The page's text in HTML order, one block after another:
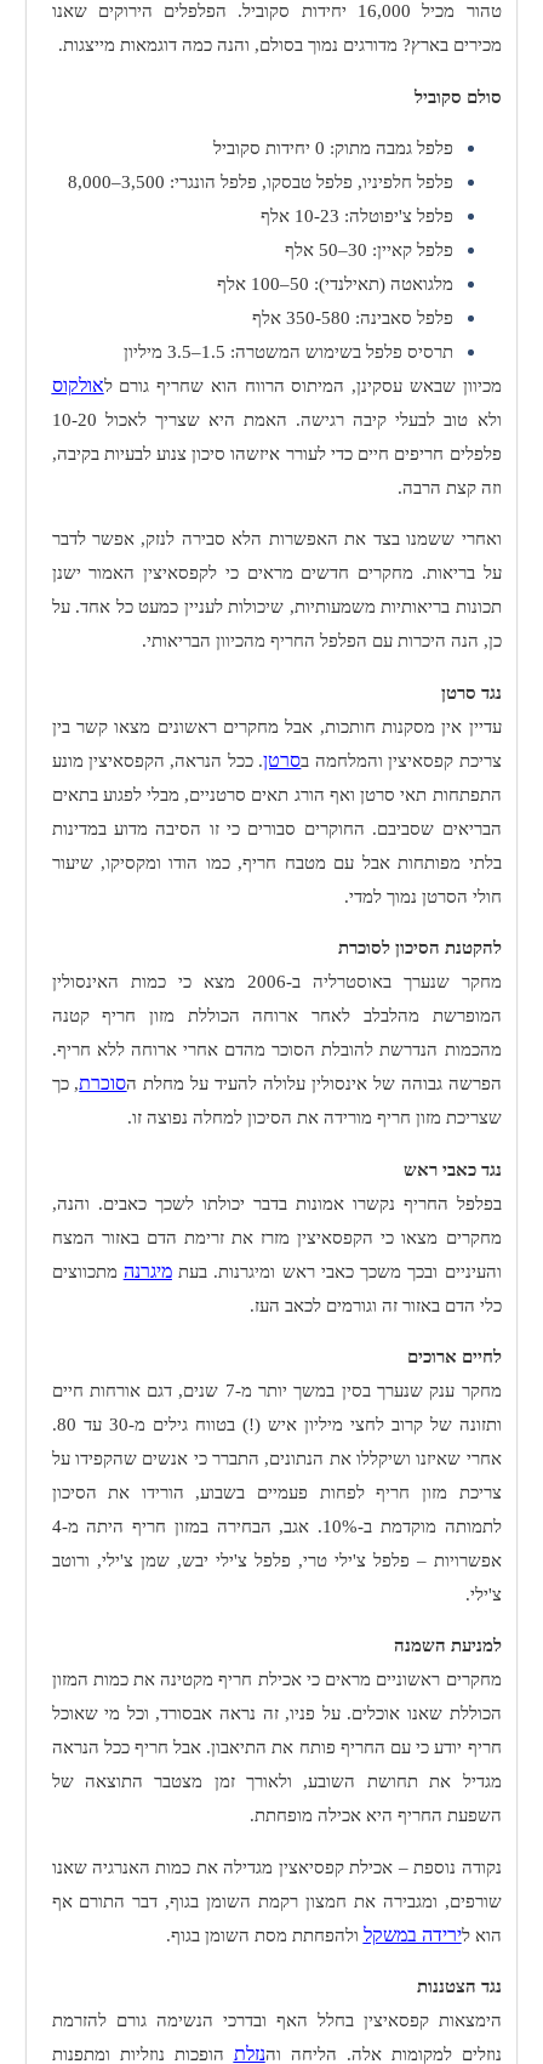
טהור מכיל 16,000 יחידות סקוביל. הפלפלים הירוקים שאנו
מכירים בארץ? מדורגים נמוך בסולם, והנה כמה דוגמאות מייצגות.
סולם סקוביל
פלפל גמבה מתוק: 0 יחידות סקוביל
פלפל חלפיניו, פלפל טבסקו, פלפל הונגרי: 3,500–8,000
פלפל צ'יפוטלה: 10-23 אלף
פלפל קאיין: 30–50 אלף
מלגואטה (תאילנדי): 50–100 אלף
פלפל סאבינה: 350-580 אלף
תרסיס פלפל בשימוש המשטרה: 1.5–3.5 מיליון
מכיוון שבאש עסקינן, המיתוס הרווח הוא שחריף גורם לאולקוס
ולא טוב לבעלי קיבה רגישה. האמת היא שצריך לאכול 10-20
פלפלים חריפים חיים כדי לעורר איזשהו סיכון צנוע לבעיות בקיבה,
וזה קצת הרבה.
ואחרי ששמנו בצד את האפשרות הלא סבירה לנזק, אפשר לדבר
על בריאות. מחקרים חדשים מראים כי לקפסאיצין האמור ישנן
תכונות בריאותיות משמעותיות, שיכולות לעניין כמעט כל אחד. על
כן, הנה היכרות עם הפלפל החריף מהכיוון הבריאותי.
נגד סרטן
עדיין אין מסקנות חותכות, אבל מחקרים ראשונים מצאו קשר בין
צריכת קפסאיצין והמלחמה בסרטן. ככל הנראה, הקפסאיצין מונע
התפתחות תאי סרטן ואף הורג תאים סרטניים, מבלי לפגוע בתאים
הבריאים שסביבם. החוקרים סבורים כי זו הסיבה מדוע במדינות
בלתי מפותחות אבל עם מטבח חריף, כמו הודו ומקסיקו, שיעור
חולי הסרטן נמוך למדי.
להקטנת הסיכון לסוכרת
מחקר שנערך באוסטרליה ב-2006 מצא כי כמות האינסולין
המופרשת מהלבלב לאחר ארוחה הכוללת מזון חריף קטנה
מהכמות הנדרשת להובלת הסוכר מהדם אחרי ארוחה ללא חריף.
הפרשה גבוהה של אינסולין עלולה להעיד על מחלת הסוכרת, כך
שצריכת מזון חריף מורידה את הסיכון למחלה נפוצה זו.
נגד כאבי ראש
בפלפל החריף נקשרו אמונות בדבר יכולתו לשכך כאבים. והנה,
מחקרים מצאו כי הקפסאיצין מזרז את זרימת הדם באזור המצח
והעיניים ובכך משכך כאבי ראש ומיגרנות. בעתמיגרנה מתכווצים
כלי הדם באזור זה וגורמים לכאב העז.
לחיים ארוכים
מחקר ענק שנערך בסין במשך יותר מ-7 שנים, דגם אורחות חיים
ותזונה של קרוב לחצי מיליון איש (!) בטווח גילים מ-30 עד 80.
אחרי שאיזנו ושיקללו את הנתונים, התברר כי אנשים שהקפידו על
צריכת מזון חריף לפחות פעמיים בשבוע, הורידו את הסיכון
לתמותה מוקדמת ב-10%. אגב, הבחירה במזון חריף היתה מ-4
אפשרויות – פלפל צ'ילי טרי, פלפל צ'ילי יבש, שמן צ'ילי, ורוטב
צ'ילי.
למניעת השמנה
מחקרים ראשוניים מראים כי אכילת חריף מקטינה את כמות המזון
הכוללת שאנו אוכלים. על פניו, זה נראה אבסורד, וכל מי שאוכל
חריף יודע כי עם החריף פותח את התיאבון. אבל חריף ככל הנראה
מגדיל את תחושת השובע, ולאורך זמן מצטבר התוצאה של
השפעת החריף היא אכילה מופחתת.
נקודה נוספת – אכילת קפסיאצין מגדילה את כמות האנרגיה שאנו
שורפים, ומגבירה את חמצון רקמת השומן בגוף, דבר התורם אף
הוא לירידה במשקל ולהפחתת מסת השומן בגוף.
נגד הצטננות
הימצאות קפסאיצין בחלל האף ובדרכי הנשימה גורם להזרמת
נוזלים למקומות אלה. הליחה והנזלת הופכות נוזליות ומתפנות